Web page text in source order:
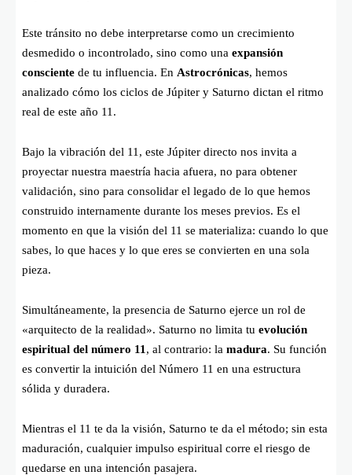
Este tránsito no debe interpretarse como un crecimiento
desmedido o incontrolado, sino como una expansión
consciente de tu influencia. En Astrocrónicas, hemos
analizado cómo los ciclos de Júpiter y Saturno dictan el ritmo
real de este año 11.
Bajo la vibración del 11, este Júpiter directo nos invita a
proyectar nuestra maestría hacia afuera, no para obtener
validación, sino para consolidar el legado de lo que hemos
construido internamente durante los meses previos. Es el
momento en que la visión del 11 se materializa: cuando lo que
sabes, lo que haces y lo que eres se convierten en una sola
pieza.
Simultáneamente, la presencia de Saturno ejerce un rol de
«arquitecto de la realidad». Saturno no limita tu evolución
espiritual del número 11 , al contrario: la madura. Su función
es convertir la intuición del Número 11 en una estructura
sólida y duradera.
Mientras el 11 te da la visión, Saturno te da el método; sin esta
maduración, cualquier impulso espiritual corre el riesgo de
quedarse en una intención pasajera.